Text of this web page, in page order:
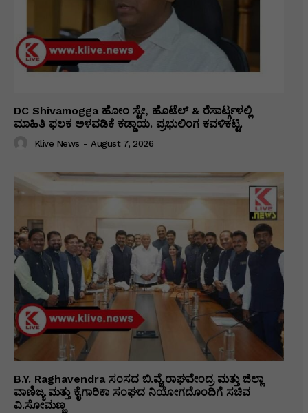
DC Shivamogga ಹೋಂ ಸ್ಟೇ, ಹೊಟೆಲ್ & ರೆಸಾರ್ಟ್ಗಳಲ್ಲಿ
ಮಾಹಿತಿ ಫಲಕ ಅಳವಡಿಕೆ ಕಡ್ಡಾಯ. ಪ್ರಭುಲಿಂಗ ಕವಳಿಕಟ್ಟಿ.
Klive News - August 7, 2026
B.Y. Raghavendra ಸಂಸದ ಬಿ.ವೈ.ರಾಘವೇಂದ್ರ ಮತ್ತು ಜಿಲ್ಲಾ
ವಾಣಿಜ್ಯ ಮತ್ತು ಕೈಗಾರಿಕಾ ಸಂಘದ ನಿಯೋಗದೊಂದಿಗೆ ಸಚಿವ
ವಿ‌.ಸೋಮಣ್ಣ